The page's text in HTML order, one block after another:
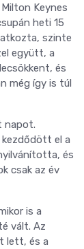
Keynes
heti 15
szinte
együtt, a
és
még így is túl
napot.
kezdődött el a
és
csak az év
is a
vált. Az
lett, és a